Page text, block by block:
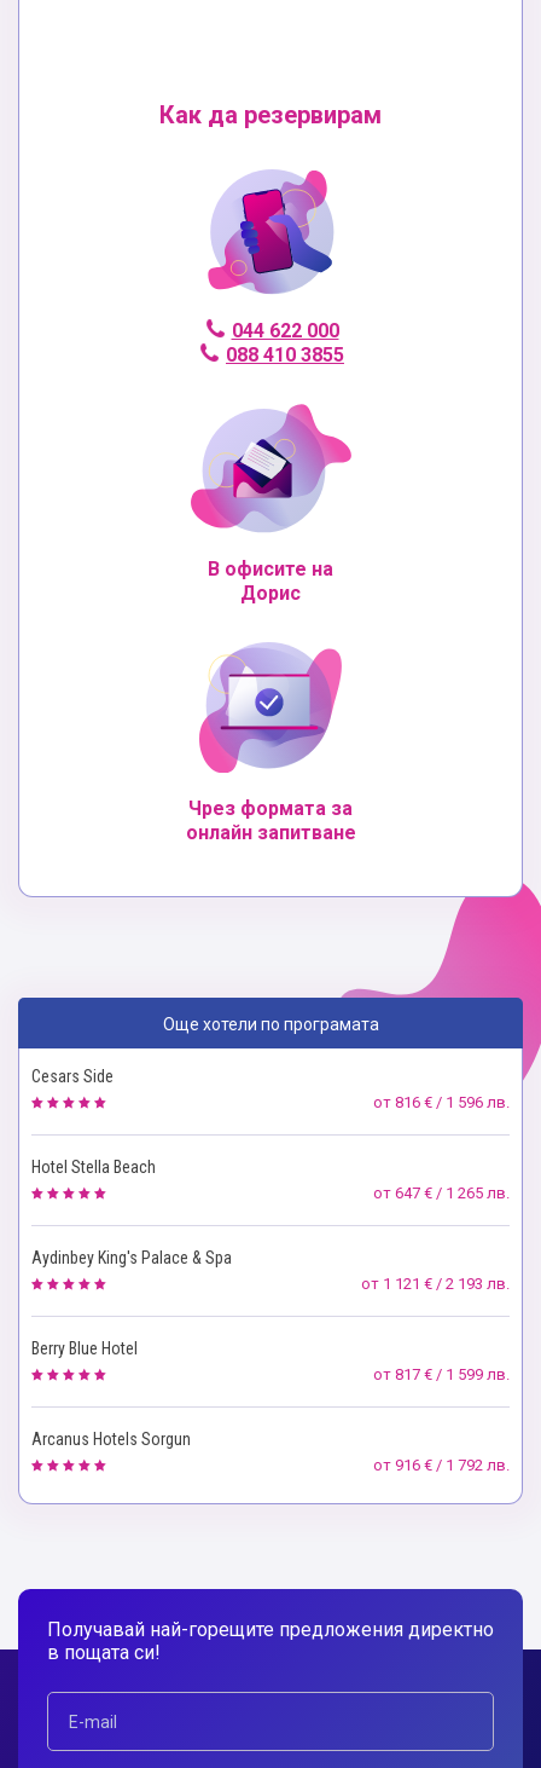
Как да резервирам
044 622 000
088 410 3855
В офисите на
Дорис
Чрез формата за
онлайн запитване
Още хотели по програмата
Cesars Side
от 816 € / 1 596 лв.
Hotel Stella Beach
от 647 € / 1 265 лв.
Aydinbey King's Palace & Spa
от 1 121 € / 2 193 лв.
Berry Blue Hotel
от 817 € / 1 599 лв.
Arcanus Hotels Sorgun
от 916 € / 1 792 лв.
Получавай най-горещите предложения директно
в пощата си!